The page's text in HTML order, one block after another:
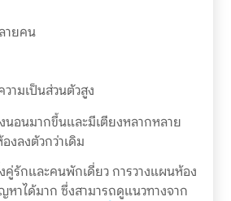
ายคน
ามเป็นส่วนตัวสูง
นอนมากขึ้นและมีเตียงหลากหลาย
งลงตัวกว่าเดิม
คู่รักและคนพักเดี่ยว การวางแผนห้อง
หาได้มาก ซึ่งสามารถดูแนวทางจาก